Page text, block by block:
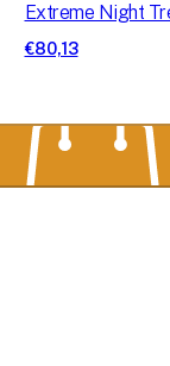
Extreme Night
€80,13